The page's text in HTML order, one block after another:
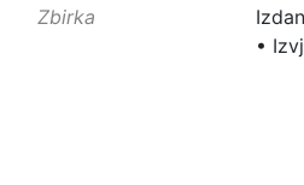
Zbirka
•